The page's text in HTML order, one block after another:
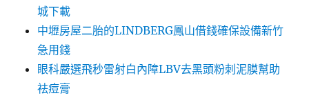
城下載
中壢房屋二胎的LINDBERG鳳山借錢確保設備新竹
急用錢
眼科嚴選飛秒雷射白內障LBV去黑頭粉刺泥膜幫助
祛痘膏